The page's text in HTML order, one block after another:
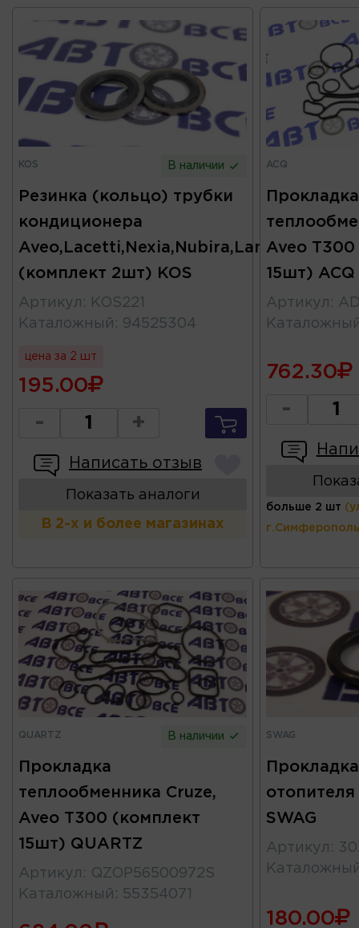
KOS В наличии
Резинка (кольцо) трубки
кондиционера
Aveo,Lacetti,Nexia,Nubira,Lanos
(комплект 2шт) KOS
Артикул :
KOS221
Каталожный : 94525304
цена за 2 шт
195.00
- +
Написать отзыв
Показать аналоги
В 2-х и более магазинах
ACQ
Прокладка
Aveo
15шт) ACQ
Артикул :
762.30
-
больше 2 шт
QUARTZ В наличии
Прокладка
теплообменника Cruze,
Aveo T300 (комплект
15шт) QUARTZ
Артикул : QZOP56500972S
Каталожный : 55354071
SWAG
SWAG
Артикул :
180.00